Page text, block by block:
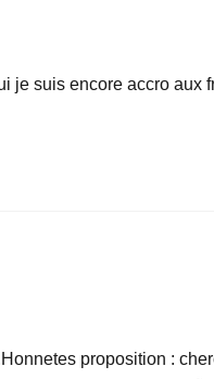
je suis encore accro
proposition :